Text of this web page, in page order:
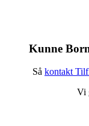
Kunne
Så kontakt
Vi